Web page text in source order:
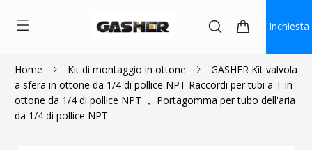
Inchiesta
Home Kit di montaggio in ottone
GASHER Kit valvola
a sfera in ottone da 1/4 di pollice NPT Raccordi per tubi a T in
ottone da 1/4 di pollice NPT ， Portagomma per tubo dell'aria
da 1/4 di pollice NPT
$8.99